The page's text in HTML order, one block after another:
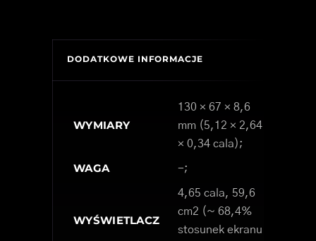
DODATKOWE INFORMACJE
WYMIARY
130 × 67 × 8,6
mm (5,12 × 2,64
× 0,34 cala);
WAGA -;
WYŚWIETLACZ
4,65 cala, 59,6
cm2 (~ 68,4%
stosunek ekranu